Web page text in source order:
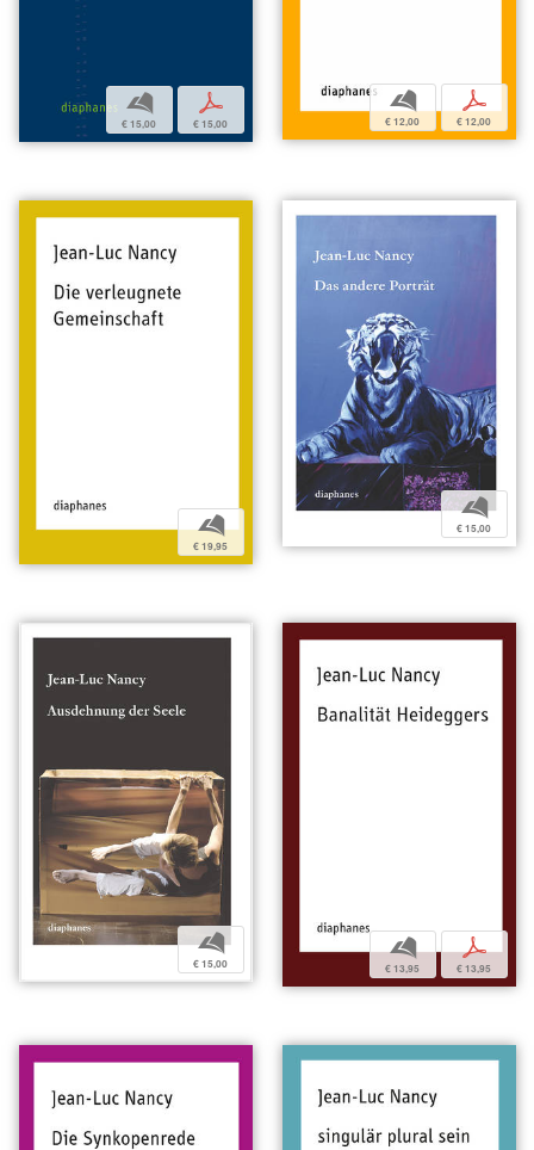
b
€ 15,00
p
€ 15,00
b
€ 12,00
p
€ 12,00
b
€ 19,95
b
€ 15,00
b
€ 15,00
b
€ 13,95
p
€ 13,95